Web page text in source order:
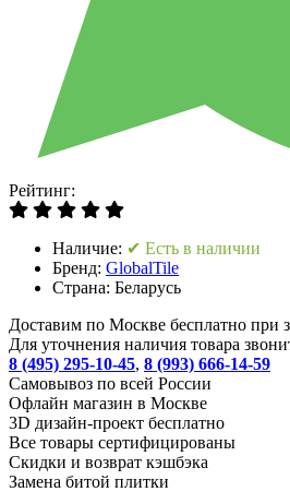
Рейтинг:
Наличие: ✔ Есть в наличии
Бренд: GlobalTile
Страна: Беларусь
Доставим по Москве бесплатно при
Для уточнения наличия товара
8 (495) 295-10-45, 8 (993) 666-14-59
Cамовывоз по всей России
Офлайн магазин в Москве
3D дизайн-проект бесплатно
Все товары сертифицированы
Скидки и возврат кэшбэка
Замена битой плитки